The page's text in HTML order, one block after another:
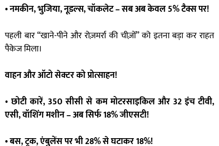
• नमकीन, भुजिया, नूडल्स, चॉकलेट – सब अब केवल 5% टैक्स पर!
पहली बार “खाने-पीने और रोज़मर्रा की चीज़ों” को इतना बड़ा कर राहत
पैकेज मिला।
वाहन और ऑटो सेक्टर को प्रोत्साहन!
•छोटी कारें, 350 सीसी से कम मोटरसाइकिल और 32 इंच टीवी,
एसी, वॉशिंग मशीन – अब सिर्फ 18% जीएसटी!
• बस, ट्रक, एंबुलेंस पर भी 28% से घटाकर 18%!